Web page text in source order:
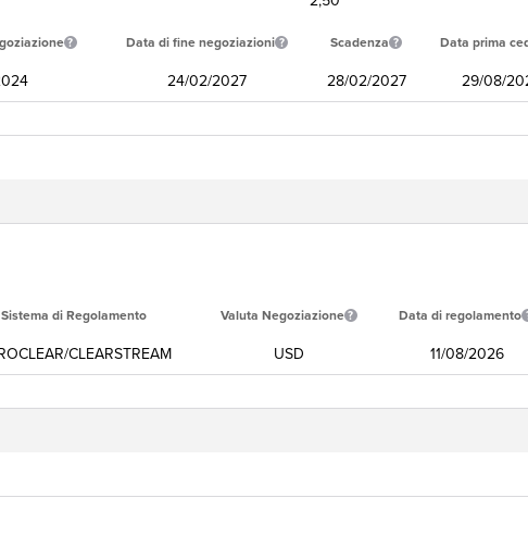
Data di fine negoziazioni Scadenza Data prima
24/02/2027 28/02/2027 29/08/
Sistema di Regolamento Valuta Negoziazione Data di regolamento
CLEARSTREAM USD 11/08/2026